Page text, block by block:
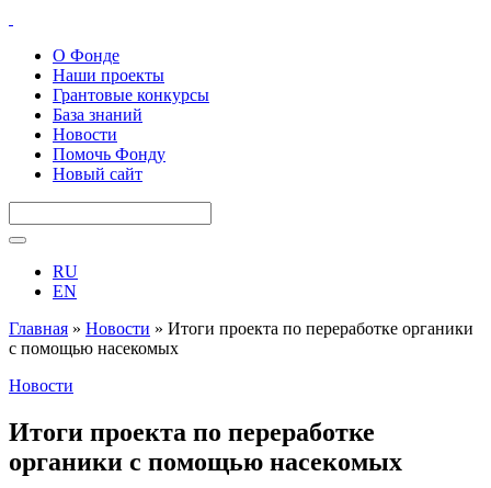
О Фонде
Наши проекты
Грантовые конкурсы
База знаний
Новости
Помочь Фонду
Новый сайт
RU
EN
Главная » Новости » Итоги проекта по переработке органики
с помощью насекомых
Новости
Итоги проекта по переработке
органики с помощью насекомых